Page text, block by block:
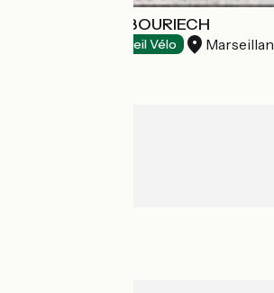
DOMAINE TARBOURIECH
Accueil Vélo Marseillan